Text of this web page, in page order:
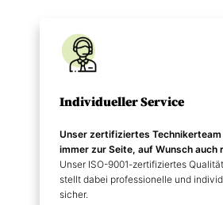
Individueller Service
Unser zertifiziertes
immer zur Seite, auf Wunsch auch
Unser ISO-9001-zertifiziertes
stellt dabei professionelle und
sicher.